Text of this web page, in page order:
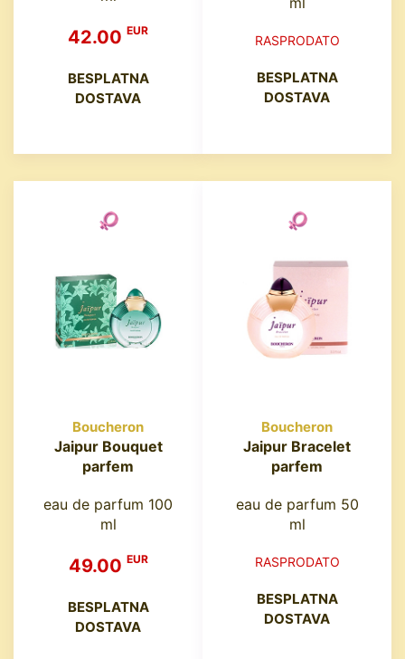
42.00 EUR
BESPLATNA
DOSTAVA
RASPRODATO
BESPLATNA
DOSTAVA
Boucheron
Jaipur Bouquet
parfem
eau de parfum 100
ml
49.00 EUR
BESPLATNA
DOSTAVA
Boucheron
Jaipur Bracelet
parfem
eau de parfum 50
ml
RASPRODATO
BESPLATNA
DOSTAVA